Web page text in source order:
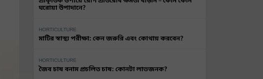
ঘরোয়া উপাদানে?
HORTICULTURE
মাটির স্বাস্থ্য পরীক্ষা: কেন জরুরি এবং কোথায় করবেন?
HORTICULTURE
জৈব চাষ বনাম প্রচলিত চাষ: কোনটা লাভজনক?